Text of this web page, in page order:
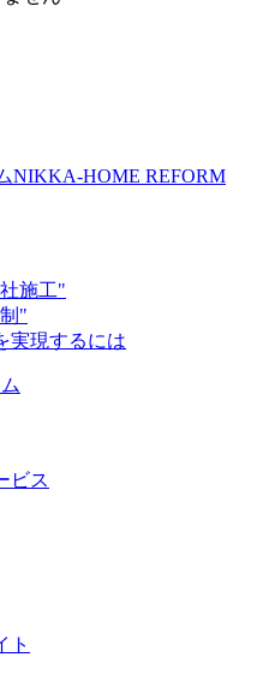
NIKKA-HOME REFORM
施工"
"
実現するには
ビス
ト